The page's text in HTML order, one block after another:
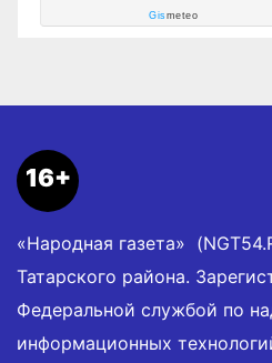
Gismeteo
16+
«Народная газета»
Татарского района.
Федеральной службой по
информационных